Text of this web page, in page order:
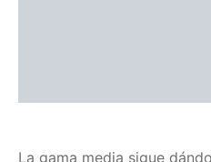
La gama media sigue